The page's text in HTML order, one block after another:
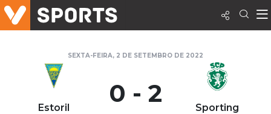
SEXTA-FEIRA, 2 DE SETEMBRO DE 2022
Estoril 0 - 2 Sporting